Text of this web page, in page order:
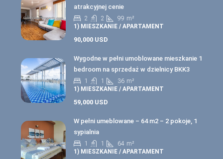
atrakcyjnej cenie
2 2 99 m²
1) MIESZKANIE / APARTAMENT
90,000 USD
Wygodne w pełni umoblowane mieszkanie 1
bedroom na sprzedaż w dzielnicy BKK3
1 1 36 m²
1) MIESZKANIE / APARTAMENT
59,000 USD
W pełni umeblowane – 64 m2 – 2 pokoje, 1
sypialnia
1 1 64 m²
1) MIESZKANIE / APARTAMENT